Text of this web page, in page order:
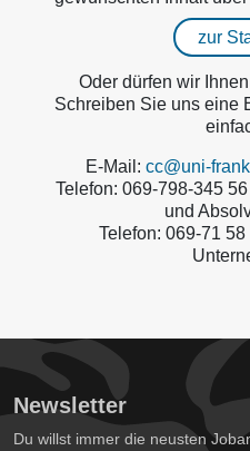
zur
Oder dürfen wir
Schreiben Sie uns eine
E-Mail: cc@uni-
Telefon: 069-798-345
und
Telefon: 069-71
Newsletter
Du willst immer die neusten